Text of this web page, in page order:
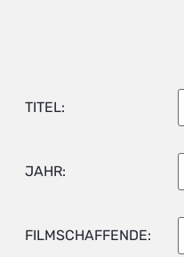
TITEL:
JAHR:
FILMSCHAFFENDE: